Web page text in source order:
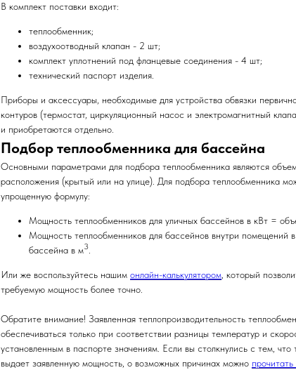
В комплект поставки входит:
теплообменник;
воздухоотводный клапан - 2 шт;
комплект уплотнений под фланцевые соединения - 4 шт;
технический паспорт изделия.
Приборы и аксессуары, необходимые для устройства обвязки
контуров (термостат, циркуляционный насос и электромагнитный
и приобретаются отдельно.
Подбор теплообменника для бассейна
Основными параметрами для подбора теплообменника являются
расположения (крытый или на улице). Для подбора теплообменника
упрощенную формулу:
Мощность теплообменников для уличных бассейнов в кВт =
Мощность теплообменников для бассейнов внутри помещений
бассейна в м3.
Или же воспользуйтесь нашим онлайн-калькулятором, который
требуемую мощность более точно.
Обратите внимание! Заявленная теплопроизводительность
обеспечиваться только при соответствии разницы температур и
установленным в паспорте значениям. Если вы столкнулись с тем, что
выдает заявленную мощность, о возможных причинах можно прочитать